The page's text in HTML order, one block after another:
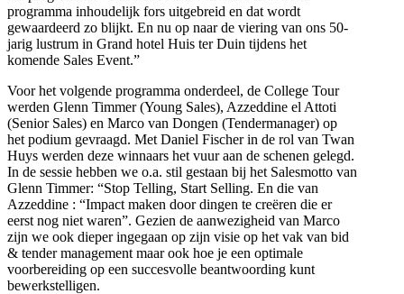
programma inhoudelijk fors uitgebreid en dat wordt
gewaardeerd zo blijkt. En nu op naar de viering van ons 50-
jarig lustrum in Grand hotel Huis ter Duin tijdens het
komende Sales Event.”
Voor het volgende programma onderdeel, de College Tour
werden Glenn Timmer (Young Sales), Azzeddine el Attoti
(Senior Sales) en Marco van Dongen (Tendermanager) op
het podium gevraagd. Met Daniel Fischer in de rol van Twan
Huys werden deze winnaars het vuur aan de schenen gelegd.
In de sessie hebben we o.a. stil gestaan bij het Salesmotto van
Glenn Timmer: “Stop Telling, Start Selling. En die van
Azzeddine : “Impact maken door dingen te creëren die er
eerst nog niet waren”. Gezien de aanwezigheid van Marco
zijn we ook dieper ingegaan op zijn visie op het vak van bid
& tender management maar ook hoe je een optimale
voorbereiding op een succesvolle beantwoording kunt
bewerkstelligen.